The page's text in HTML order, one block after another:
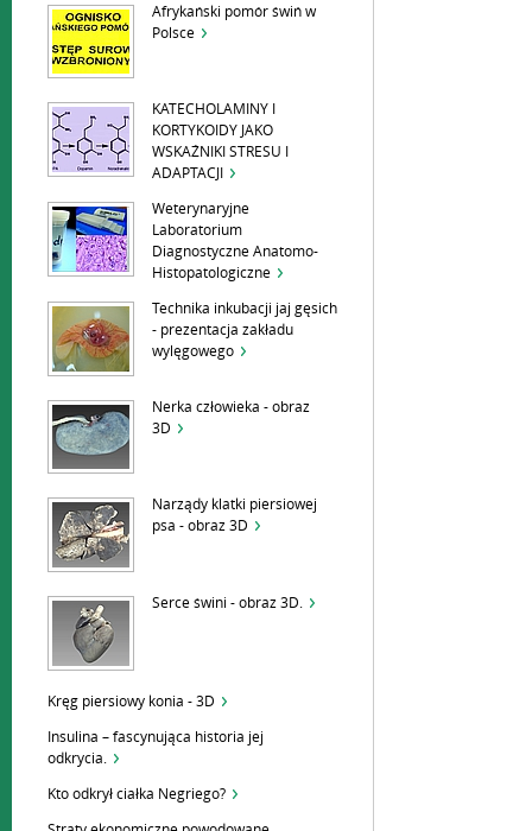
Afrykański pomór świń w
Polsce
KATECHOLAMINY I
KORTYKOIDY JAKO
WSKAŹNIKI STRESU I
ADAPTACJI
Weterynaryjne
Laboratorium
Diagnostyczne Anatomo-
Histopatologiczne
Technika inkubacji jaj gęsich
- prezentacja zakładu
wylęgowego
Nerka człowieka - obraz
3D
Narządy klatki piersiowej
psa - obraz 3D
Serce świni - obraz 3D.
Kręg piersiowy konia - 3D
Insulina – fascynująca historia jej
odkrycia.
Kto odkrył ciałka Negriego?